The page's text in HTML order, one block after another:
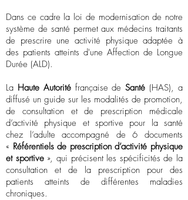
Dans ce cadre la loi de modernisation de notre
système de santé permet aux médecins traitants
de prescrire une activité physique adaptée à
des patients atteints d'une Affection de Longue
Durée (ALD).
La Haute Autoritéfrançaise deSanté (HAS), a
diffusé un guide sur les modalités de promotion,
de consultation et de prescription médicale
d’activité physique et sportive pour la santé
chez l’adulte accompagné de 6 documents
« Référentiels de prescription d’activité physique
et sportive», qui précisent les spécificités de la
consultation et de la prescription pour des
patients atteints de différentes maladies
chroniques.